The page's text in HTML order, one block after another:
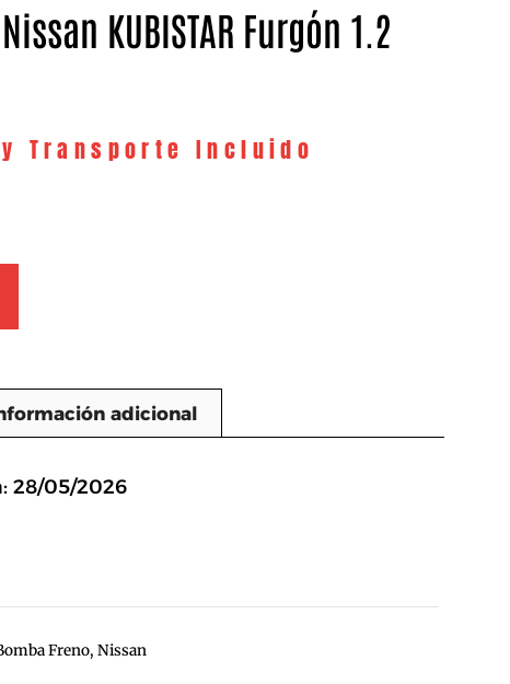
KUBISTAR Furgón 1.2
y Transporte Incluido
adicional
28/05/2026
Freno, Nissan